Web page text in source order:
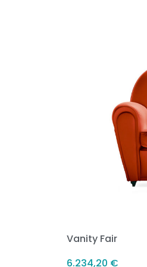
Vanity Fair
6.234,20 €